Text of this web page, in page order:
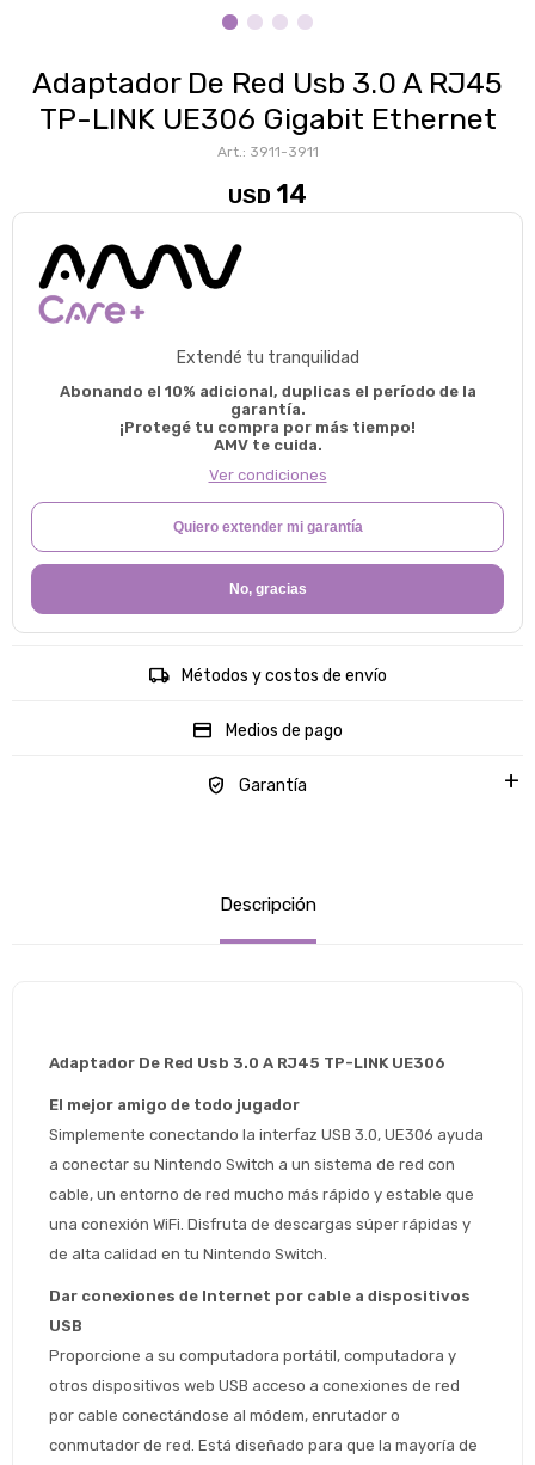
Adaptador De Red Usb 3.0 A RJ45
TP-LINK UE306 Gigabit Ethernet
3911-3911
USD 14
Extendé tu tranquilidad
Abonando el 10% adicional, duplicas el período de la
garantía.
¡Protegé tu compra por más tiempo!
AMV te cuida.
Ver condiciones
Quiero extender mi garantía
No, gracias
Métodos y costos de envío
Medios de pago
Garantía
Descripción
Adaptador De Red Usb 3.0 A RJ45 TP-LINK UE306
El mejor amigo de todo jugador
Simplemente conectando la interfaz USB 3.0, UE306 ayuda
a conectar su Nintendo Switch a un sistema de red con
cable, un entorno de red mucho más rápido y estable que
una conexión WiFi. Disfruta de descargas súper rápidas y
de alta calidad en tu Nintendo Switch.
Dar conexiones de Internet por cable a dispositivos
USB
Proporcione a su computadora portátil, computadora y
otros dispositivos web USB acceso a conexiones de red
por cable conectándose al módem, enrutador o
conmutador de red. Está diseñado para que la mayoría de
Estimado/a